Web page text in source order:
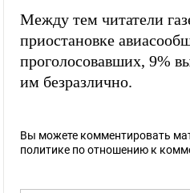
Между тем читатели
приостановке
проголосовавших, 9%
им безразлично.
Вы можете комментировать
политике по отношению к